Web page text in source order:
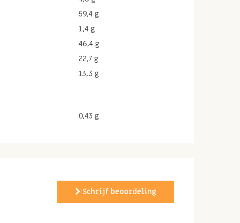
59,4 g
1,4 g
46,4 g
22,7 g
13,3 g
0,43 g
Schrijf beoordeling